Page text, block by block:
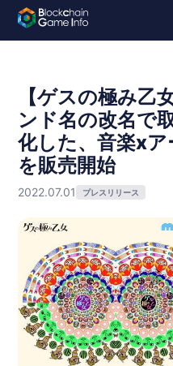
【ゲスの極み
ンド名の改名で
化した、音楽xア
を販売開始
2022.07.01 プレスリリース